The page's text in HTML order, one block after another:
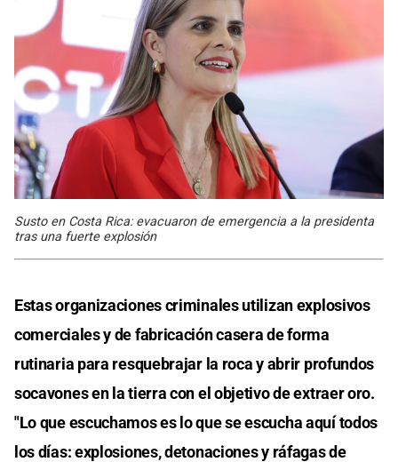
Susto en Costa Rica: evacuaron de emergencia a la presidenta
tras una fuerte explosión
Estas organizaciones criminales utilizan explosivos
comerciales y de fabricación casera de forma
rutinaria para resquebrajar la roca y abrir profundos
socavones en la tierra con el objetivo de extraer oro.
"Lo que escuchamos es lo que se escucha aquí todos
los días: explosiones, detonaciones y ráfagas de